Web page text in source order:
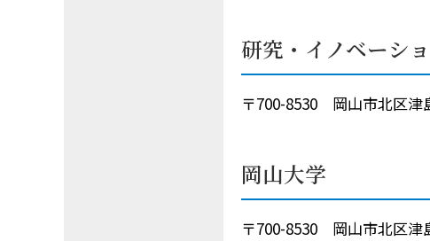
研究・イノベーシ
〒700-8530 岡山市北区津
岡山大学
〒700-8530 岡山市北区津